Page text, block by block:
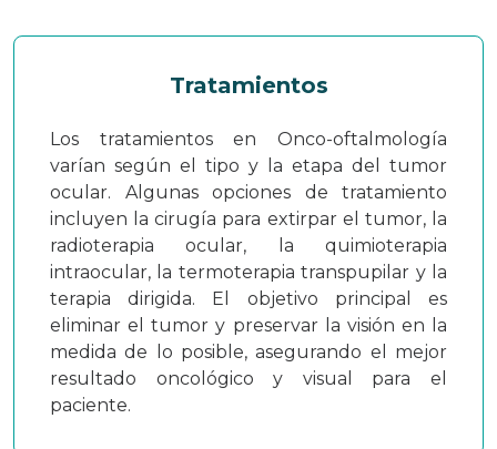
Tratamientos
Los tratamientos en Onco-oftalmología
varían según el tipo y la etapa del tumor
ocular. Algunas opciones de tratamiento
incluyen la cirugía para extirpar el tumor, la
radioterapia ocular, la quimioterapia
intraocular, la termoterapia transpupilar y la
terapia dirigida. El objetivo principal es
eliminar el tumor y preservar la visión en la
medida de lo posible, asegurando el mejor
resultado oncológico y visual para el
paciente.